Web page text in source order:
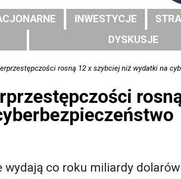
INWESTYCJE
DYSKUSJE
rosną 12 x szybciej niż wydatki na
wydają co roku miliardy